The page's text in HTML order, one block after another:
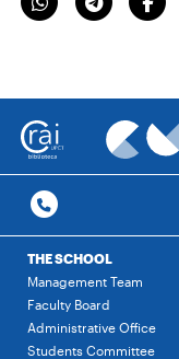
THE SCHOOL
Management Team
Faculty Board
Administrative Office
Students Committee